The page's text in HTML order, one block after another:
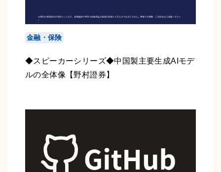
金融・保険
◆スピーカーシリーズ◆中国製主要生成AIモデ
ルの全体像【野村證券】